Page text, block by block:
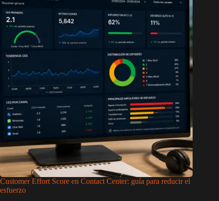
Customer Effort Score en Contact Center: guía para reducir el
esfuerzo